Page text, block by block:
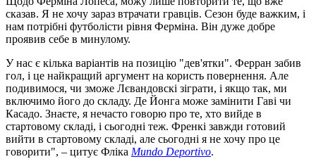
сказав. Я не хочу зараз втрачати гравців. Сезон буде важким, і
нам потрібні футболісти рівня Ферміна. Він дуже добре
проявив себе в минулому.
У нас є кілька варіантів на позицію "дев'ятки". Ферран забив
гол, і це найкращий аргумент на користь повернення. Але
подивимося, чи зможе Лєвандовскі зіграти, і якщо так, ми
включимо його до складу. Де Йонга може замінити Гаві чи
Касадо. Знаєте, я нечасто говорю про те, хто вийде в
стартовому складі, і сьогодні теж. Френкі завжди готовий
вийти в стартовому складі, але сьогодні я не хочу про це
говорити", – цитує Фліка Mundo Deportivo.